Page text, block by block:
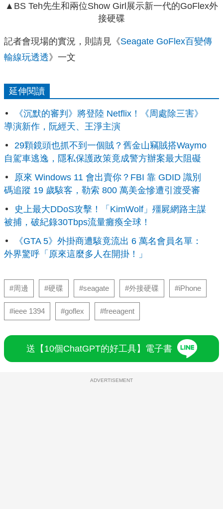
▲BS Teh先生和兩位Show Girl展示新一代的GoFlex外
接硬碟
記者會現場的實況，則請見《Seagate GoFlex百變傳
輸線玩透透》一文
延伸閱讀
《沉默的審判》將登陸 Netflix！《周處除三害》
導演新作，阮經天、王淨主演
29顆鏡頭也抓不到一個賊？舊金山竊賊搭Waymo
自駕車逃逸，隱私保護政策竟成警方辦案最大阻礙
原來 Windows 11 會出賣你？FBI 靠 GDID 識別
碼追蹤 19 歲駭客，勒索 800 萬美金慘遭引渡受審
史上最大DDoS攻擊！「KimWolf」殭屍網路主謀
被捕，破紀錄30Tbps流量癱瘓全球！
《GTA 5》外掛商遭駭竟流出 6 萬名會員名單：
外界驚呼「原來這麼多人在開掛！」
#周邊 #硬碟 #seagate #外接硬碟 #iPhone
#ieee 1394 #goflex #freeagent
送【10個ChatGPT的好工具】電子書
ADVERTISEMENT